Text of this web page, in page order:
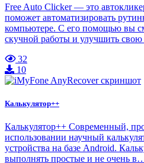
Free Auto Clicker — это
поможет автоматизировать
компьютере. С его помощью вы
скучной работы и улучшить
32
10
Калькулятор++
Калькулятор++ Cовременный,
использовании научный
устройства на базе Android.
выполнять простые и не очень